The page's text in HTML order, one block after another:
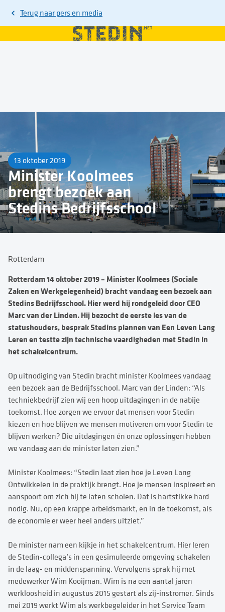
Terug naar pers en media
13 oktober 2019
Minister Koolmees
brengt bezoek aan
Stedins Bedrijfsschool
Rotterdam
Rotterdam 14 oktober 2019 – Minister Koolmees (Sociale
Zaken en Werkgelegenheid) bracht vandaag een bezoek aan
Stedins Bedrijfsschool. Hier werd hij rondgeleid door CEO
Marc van der Linden. Hij bezocht de eerste les van de
statushouders, besprak Stedins plannen van Een Leven Lang
Leren en testte zijn technische vaardigheden met Stedin in
het schakelcentrum.
Op uitnodiging van Stedin bracht minister Koolmees vandaag
een bezoek aan de Bedrijfsschool. Marc van der Linden: “Als
techniekbedrijf zien wij een hoop uitdagingen in de nabije
toekomst. Hoe zorgen we ervoor dat mensen voor Stedin
kiezen en hoe blijven we mensen motiveren om voor Stedin te
blijven werken? Die uitdagingen én onze oplossingen hebben
we vandaag aan de minister laten zien.”
Minister Koolmees: “Stedin laat zien hoe je Leven Lang
Ontwikkelen in de praktijk brengt. Hoe je mensen inspireert en
aanspoort om zich bij te laten scholen. Dat is hartstikke hard
nodig. Nu, op een krappe arbeidsmarkt, en in de toekomst, als
de economie er weer heel anders uitziet.”
De minister nam een kijkje in het schakelcentrum. Hier leren
de Stedin-collega’s in een gesimuleerde omgeving schakelen
in de laag- en middenspanning. Vervolgens sprak hij met
medewerker Wim Kooijman. Wim is na een aantal jaren
werkloosheid in augustus 2015 gestart als zij-instromer. Sinds
mei 2019 werkt Wim als werkbegeleider in het Service Team